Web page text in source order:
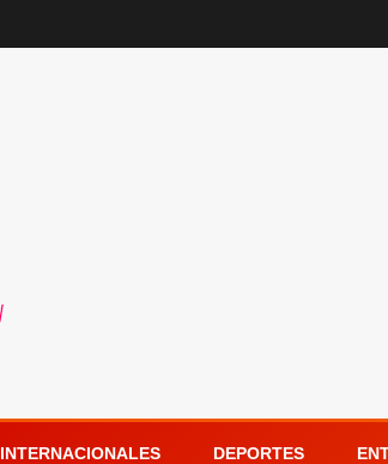
INTERNACIONALES DEPORTES